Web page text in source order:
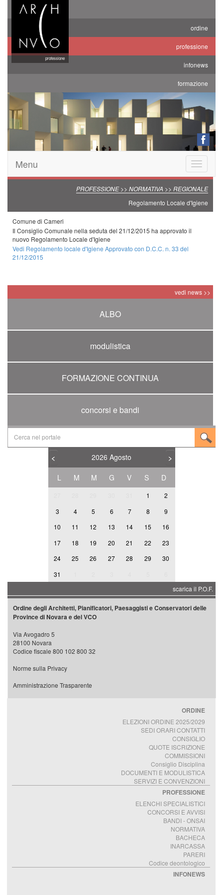
ordine
professione
infonews
formazione
professione
Toggle
Menu
PROFESSIONE >> NORMATIVA >> REGIONALE
Regolamento Locale d'Igiene
Comune di Cameri
Il Consiglio Comunale nella seduta del 21/12/2015 ha approvato il
nuovo Regolamento Locale d'Igiene
Vedi Regolamento locale d'Igiene Approvato con D.C.C. n. 33 del
21/12/2015
vedi news >>
ALBO
modulistica
FORMAZIONE CONTINUA
concorsi e bandi
< 2026 Agosto
>
L
M M G V S D
1
2
3
4 5 6 7 8
9
10
11 12 13 14 15
16
17
18 19 20 21 22
23
24
25 26 27 28 29
30
31
scarica il P.O.F.
Ordine degli Architetti, Pianificatori, Paesaggisti e Conservatori delle
Province di Novara e del VCO
Via Avogadro 5
28100 Novara
Codice fiscale 800 102 800 32
Norme sulla Privacy
Amministrazione Trasparente
ORDINE
ELEZIONI ORDINE 2025/2029
SEDI ORARI CONTATTI
CONSIGLIO
QUOTE ISCRIZIONE
COMMISSIONI
Consiglio Disciplina
DOCUMENTI E MODULISTICA
SERVIZI E CONVENZIONI
PROFESSIONE
ELENCHI SPECIALISTICI
CONCORSI E AVVISI
BANDI - ONSAI
NORMATIVA
BACHECA
INARCASSA
PARERI
Codice deontologico
INFONEWS